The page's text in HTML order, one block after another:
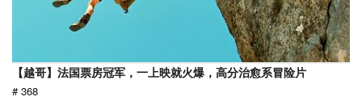
【越哥】法国票房冠军，一上映就火爆，高分治愈系冒险片
# 368